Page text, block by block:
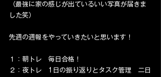
（最強に家の感じが出ているいい写真が届きま
した笑）
先週の週報をやっていきたいと思います！
１：朝トレ　毎日合格！
２：夜トレ　1日の振り返りとタスク管理　二日